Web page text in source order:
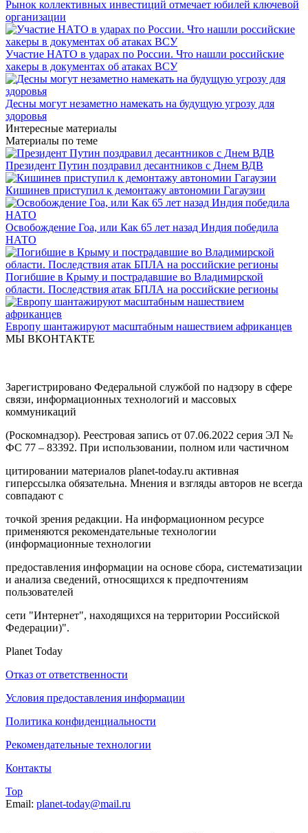
Рынок коллективных инвестиций отмечает юбилей ключевой
организации
Участие НАТО в ударах по России. Что нашли российские
хакеры в документах об атаках ВСУ
Десны могут незаметно намекать на будущую угрозу для
здоровья
Интересные материалы
Материалы по теме
Президент Путин поздравил десантников с Днем ВДВ
Кишинев приступил к демонтажу автономии Гагаузии
Освобождение Гоа, или Как 65 лет назад Индия победила
НАТО
Погибшие в Крыму и пострадавшие во Владимирской
области. Последствия атак БПЛА на российские регионы
Европу шантажируют масштабным нашествием африканцев
МЫ ВКОНТАКТЕ
Зарегистрировано Федеральной службой по надзору в сфере
связи, информационных технологий и массовых
коммуникаций
(Роскомнадзор). Реестровая запись от 07.06.2022 серия ЭЛ №
ФС 77 – 83392. При использовании, полном или частичном
цитировании материалов planet-today.ru активная
гиперссылка обязательна. Мнения и взгляды авторов не всегда
совпадают с
точкой зрения редакции. На информационном ресурсе
применяются рекомендательные технологии
(информационные технологии
предоставления информации на основе сбора, систематизации
и анализа сведений, относящихся к предпочтениям
пользователей
сети "Интернет", находящихся на территории Российской
Федерации)".
Planet Today
Отказ от ответственности
Условия предоставления информации
Политика конфиденциальности
Рекомендательные технологии
Контакты
Top
Email: planet-today@mail.ru